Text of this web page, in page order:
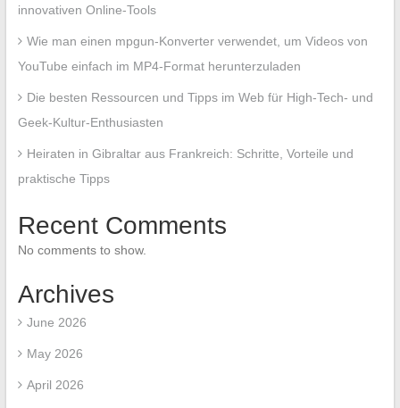
innovativen Online-Tools
Wie man einen mpgun-Konverter verwendet, um Videos von
YouTube einfach im MP4-Format herunterzuladen
Die besten Ressourcen und Tipps im Web für High-Tech- und
Geek-Kultur-Enthusiasten
Heiraten in Gibraltar aus Frankreich: Schritte, Vorteile und
praktische Tipps
Recent Comments
No comments to show.
Archives
June 2026
May 2026
April 2026